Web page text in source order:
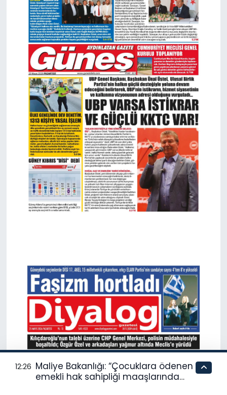
12:26 Maliye Bakanlığı: “Çocuklara ödenen
emekli hak sahipliği maaşlarında